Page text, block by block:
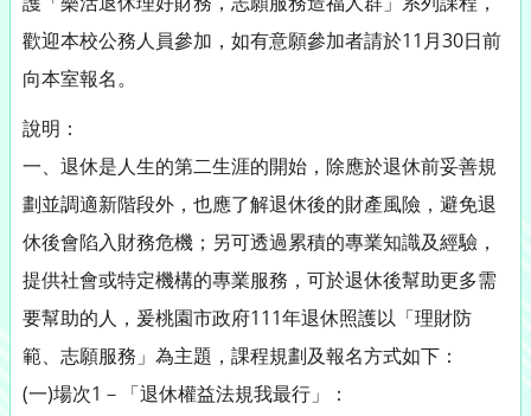
歡迎本校公務人員參加，如有意願參加者請於11月30日前
向本室報名。
說明：
一、退休是人生的第二生涯的開始，除應於退休前妥善規
劃並調適新階段外，也應了解退休後的財產風險，避免退
休後會陷入財務危機；另可透過累積的專業知識及經驗，
提供社會或特定機構的專業服務，可於退休後幫助更多需
要幫助的人，爰桃園市政府111年退休照護以「理財防
範、志願服務」為主題，課程規劃及報名方式如下：
(一)場次1－「退休權益法規我最行」：